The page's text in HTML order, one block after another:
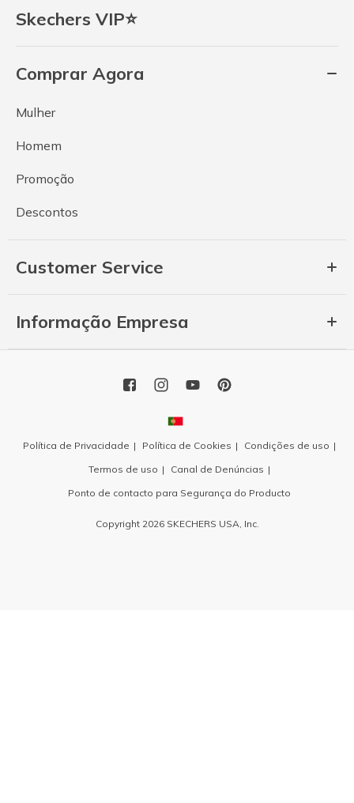
Skechers VIP⭐
Comprar Agora
Mulher
Homem
Promoção
Descontos
Customer Service
Informação Empresa
Política de Privacidade Política de Cookies
Condições de uso
Termos de uso
Canal de Denúncias
Ponto de contacto para Segurança do Producto
Copyright 2026 SKECHERS USA, Inc.